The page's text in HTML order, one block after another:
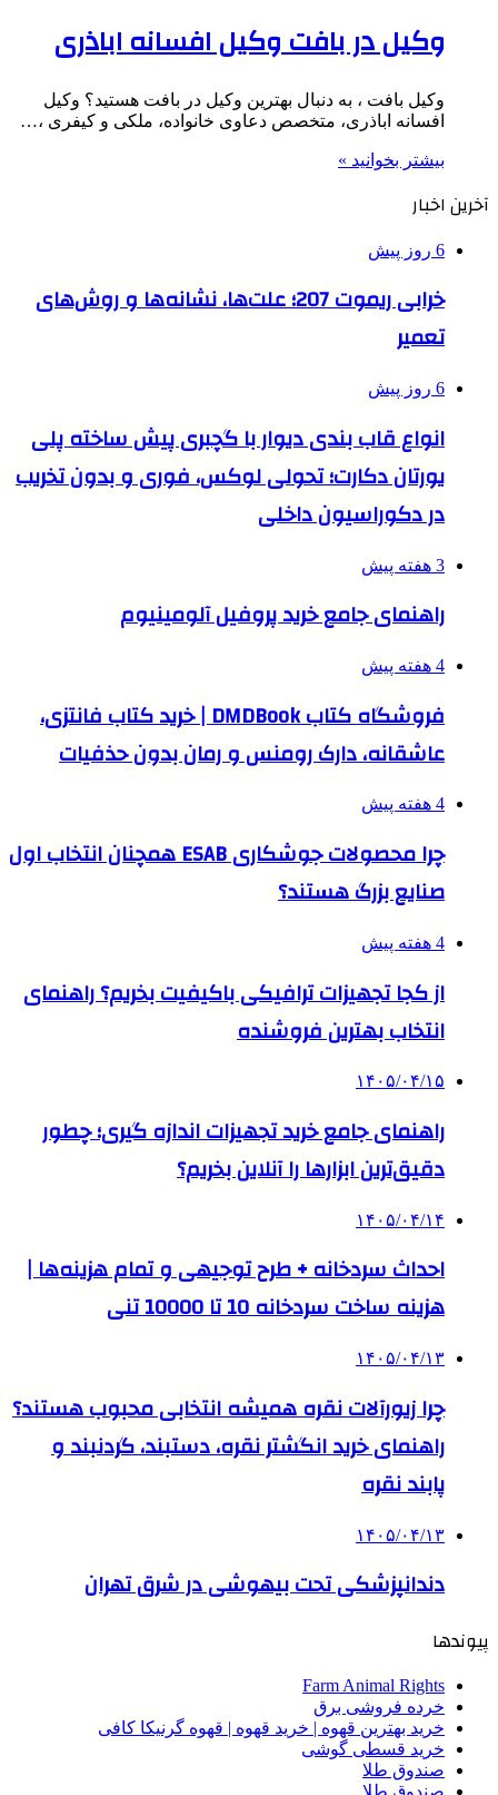
وکیل در بافت وکیل افسانه اباذری
وکیل بافت ، به دنبال بهترین وکیل در بافت هستید؟ وکیل
افسانه اباذری، متخصص دعاوی خانواده، ملکی و کیفری ،…
بیشتر بخوانید »
آخرین اخبار
6 روز پیش
خرابی ریموت 207؛ علت‌ها، نشانه‌ها و روش‌های
تعمیر
6 روز پیش
انواع قاب بندی دیوار با گچبری پیش ساخته پلی
یورتان دکارت؛ تحولی لوکس، فوری و بدون تخریب
در دکوراسیون داخلی
3 هفته پیش
راهنمای جامع خرید پروفیل آلومینیوم
4 هفته پیش
فروشگاه کتاب DMDBook | خرید کتاب فانتزی،
عاشقانه، دارک رومنس و رمان بدون حذفیات
4 هفته پیش
چرا محصولات جوشکاری ESAB همچنان انتخاب اول
صنایع بزرگ هستند؟
4 هفته پیش
از کجا تجهیزات ترافیکی باکیفیت بخریم؟ راهنمای
انتخاب بهترین فروشنده
۱۴۰۵/۰۴/۱۵
راهنمای جامع خرید تجهیزات اندازه گیری؛ چطور
دقیق‌ترین ابزارها را آنلاین بخریم؟
۱۴۰۵/۰۴/۱۴
احداث سردخانه + طرح توجیهی و تمام هزینه‌ها |
هزینه ساخت سردخانه 10 تا 10000 تنی
۱۴۰۵/۰۴/۱۳
چرا زیورآلات نقره همیشه انتخابی محبوب هستند؟
راهنمای خرید انگشتر نقره، دستبند، گردنبند و
پابند نقره
۱۴۰۵/۰۴/۱۳
دندانپزشکی تحت بیهوشی در شرق تهران
پیوندها
Farm Animal Rights
خرده فروشی برق
خرید بهترین قهوه | خرید قهوه | قهوه گرنیکا کافی
خرید قسطی گوشی
صندوق طلا
صندوق طلا